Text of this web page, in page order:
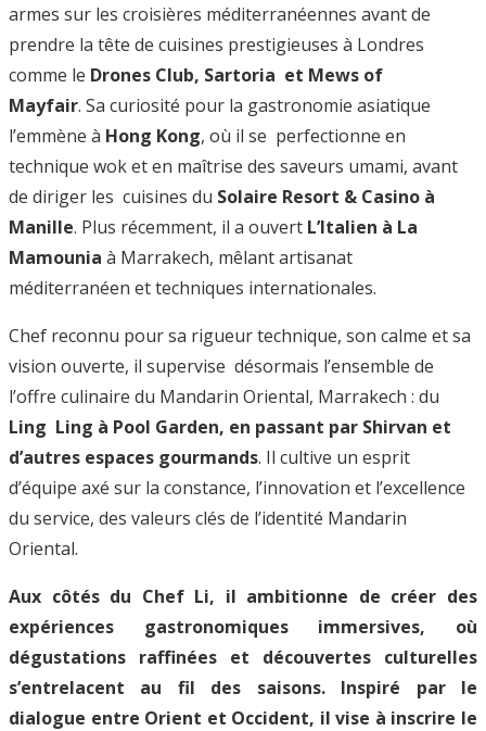
armes sur les croisières méditerranéennes avant de
prendre la tête de cuisines prestigieuses à Londres
comme le Drones Club, Sartoria et Mews of
Mayfair. Sa curiosité pour la gastronomie asiatique
l’emmène à Hong Kong, où il se perfectionne en
technique wok et en maîtrise des saveurs umami, avant
de diriger les cuisines du Solaire Resort & Casino à
Manille. Plus récemment, il a ouvert L’Italien à La
Mamounia à Marrakech, mêlant artisanat
méditerranéen et techniques internationales.
Chef reconnu pour sa rigueur technique, son calme et sa
vision ouverte, il supervise désormais l’ensemble de
l’offre culinaire du Mandarin Oriental, Marrakech : du
Ling Ling à Pool Garden, en passant par Shirvan et
d’autres espaces gourmands. Il cultive un esprit
d’équipe axé sur la constance, l’innovation et l’excellence
du service, des valeurs clés de l’identité Mandarin
Oriental.
Aux côtés du Chef Li, il ambitionne de créer des
expériences gastronomiques immersives, où
dégustations raffinées et découvertes culturelles
s’entrelacent au fil des saisons. Inspiré par le
dialogue entre Orient et Occident, il vise à inscrire le